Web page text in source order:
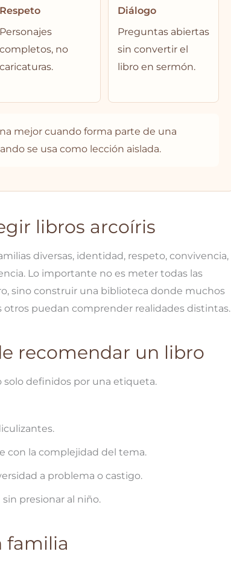
Respeto
Personajes
completos, no
caricaturas.
Diálogo
Preguntas abiertas
sin convertir el
libro en sermón.
mejor cuando forma parte de una
se usa como lección aislada.
libros arcoíris
diversas, identidad, respeto, convivencia,
Lo importante no es meter todas las
sino construir una biblioteca donde muchos
puedan comprender realidades distintas.
recomendar un libro
solo definidos por una etiqueta.
con la complejidad del tema.
a problema o castigo.
presionar al niño.
familia